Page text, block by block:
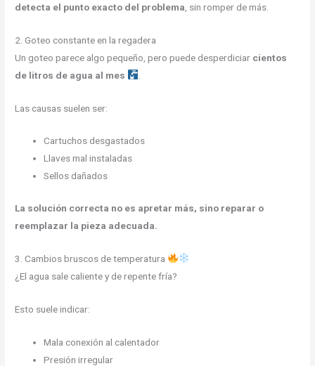
detecta el punto exacto del problema , sin romper de más.
2. Goteo constante en la regadera
Un goteo parece algo pequeño, pero puede desperdiciar cientos
de litros de agua al mes
Las causas suelen ser:
Cartuchos desgastados
Llaves mal instaladas
Sellos dañados
La solución correcta no es apretar más, sino reparar o
reemplazar la pieza adecuada.
3. Cambios bruscos de temperatura
¿El agua sale caliente y de repente fría?
Esto suele indicar:
Mala conexión al calentador
Presión irregular